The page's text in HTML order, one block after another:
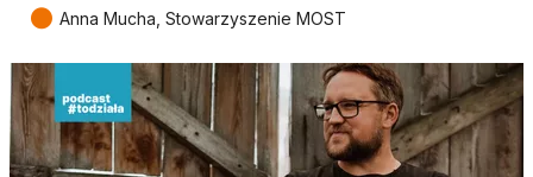
● Anna Mucha, Stowarzyszenie MOST